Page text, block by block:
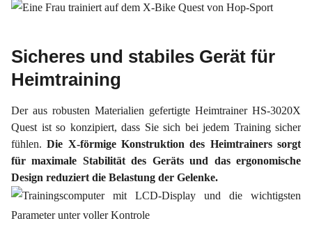
Sicheres und stabiles Gerät für
Heimtraining
Der aus robusten Materialien gefertigte Heimtrainer HS-3020X
Quest ist so konzipiert, dass Sie sich bei jedem Training sicher
fühlen.Die X-förmige Konstruktion des Heimtrainers sorgt
für maximale Stabilität des Geräts und das ergonomische
Design reduziert die Belastung der Gelenke.